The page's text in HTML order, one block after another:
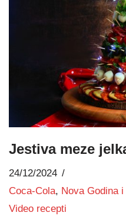
Jestiva meze
24/12/2024
Coca-Cola, Nova Godina
Video recepti